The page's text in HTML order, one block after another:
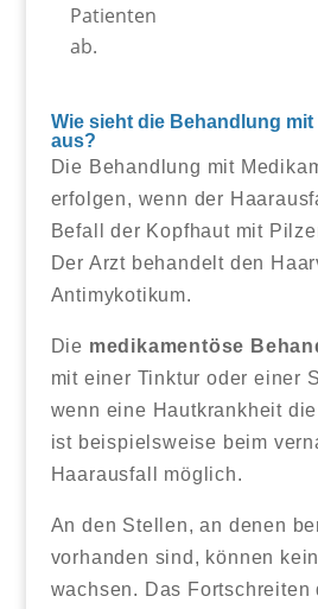
Patienten
ab.
Wie sieht die Behandlung mit
aus?
Die Behandlung mit
erfolgen, wenn der
Befall der Kopfhaut mit
Der Arzt behandelt den
Antimykotikum.
Die medikamentöse
mit einer Tinktur oder einer
wenn eine Hautkrankheit
ist beispielsweise beim
Haarausfall möglich.
An den Stellen, an denen
vorhanden sind, können
wachsen. Das Fortschreiten